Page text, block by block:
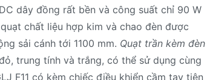
dây đồng rất bền và công suất chỉ 90 W
chất liệu hợp kim và chao đèn được
sải cánh tới 1100 mm. Quạt trần kèm đèn
trung tính và trắng, có thể sử dụng cùng
F11 có kèm chiếc điều khiển cầm tay tiện